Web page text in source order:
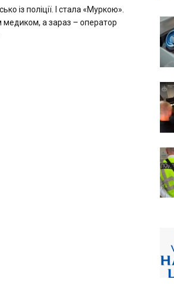
із поліції. І стала «Муркою».
а зараз – оператор